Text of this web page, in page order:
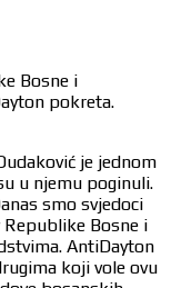
Bosne i
pokreta.
je jednom
u njemu poginuli.
smo svjedoci
Bosne i
AntiDayton
koji vole ovu